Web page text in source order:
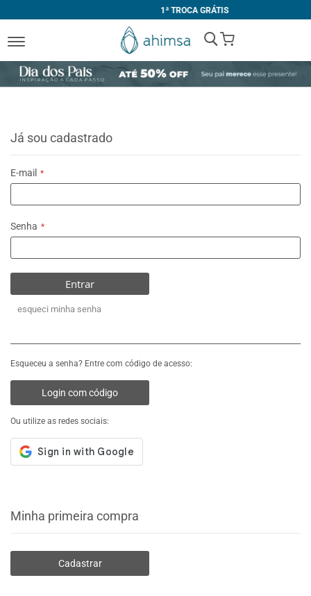
1ª TROCA GRÁTIS
My Cart
Já sou cadastrado
E-mail
Senha
Entrar
esqueci minha senha
Esqueceu a senha? Entre com código de acesso:
Login com código
Ou utilize as redes sociais:
Minha primeira compra
Cadastrar